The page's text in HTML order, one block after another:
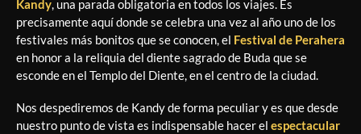
Kandy, una parada obligatoria en todos los viajes. Es
precisamente aquí donde se celebra una vez al año uno de los
festivales más bonitos que se conocen, el Festival de Perahera
en honor a la reliquia del diente sagrado de Buda que se
esconde en el Templo del Diente, en el centro de la ciudad.
Nos despediremos de Kandy de forma peculiar y es que desde
nuestro punto de vista es indispensable hacer el espectacular